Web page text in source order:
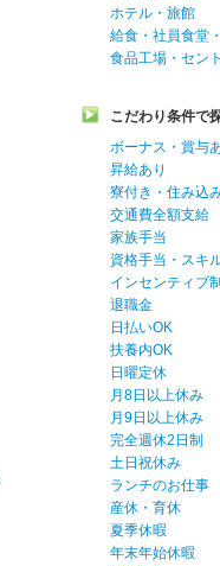
ホテル・旅館
給食・社員食堂
食品工場・セン
こだわり条件で
ボーナス・賞与
昇給あり
寮付き・住み込
交通費全額支給
家族手当
資格手当・スキ
インセンティブ
退職金
日払いOK
扶養内OK
日曜定休
月8日以上休み
月9日以上休み
完全週休2日制
土日祝休み
ランチのお仕事
産休・育休
夏季休暇
年末年始休暇